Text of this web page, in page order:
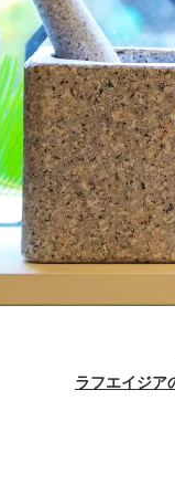
ラフエイジア